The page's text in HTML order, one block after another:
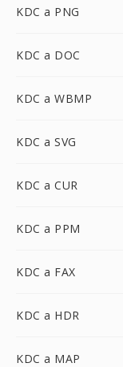
KDC a PNG
KDC a DOC
KDC a WBMP
KDC a SVG
KDC a CUR
KDC a PPM
KDC a FAX
KDC a HDR
KDC a MAP